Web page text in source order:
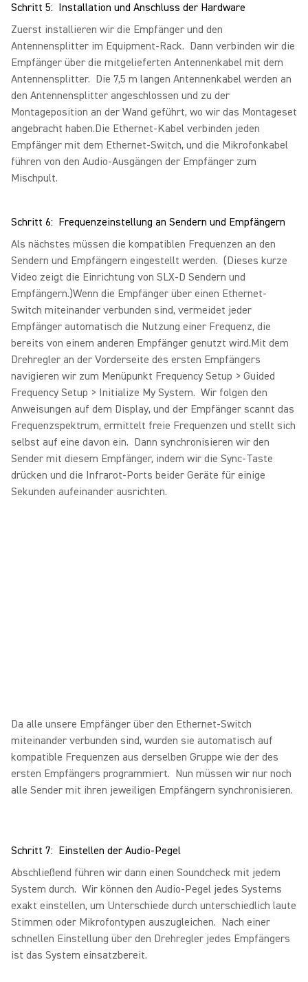
Schritt 5: Installation und Anschluss der Hardware
Zuerst installieren wir die Empfänger und den
Antennensplitter im Equipment-Rack. Dann verbinden wir die
Empfänger über die mitgelieferten Antennenkabel mit dem
Antennensplitter. Die 7,5 m langen Antennenkabel werden an
den Antennensplitter angeschlossen und zu der
Montageposition an der Wand geführt, wo wir das Montageset
angebracht haben.Die Ethernet-Kabel verbinden jeden
Empfänger mit dem Ethernet-Switch, und die Mikrofonkabel
führen von den Audio-Ausgängen der Empfänger zum
Mischpult.
Schritt 6: Frequenzeinstellung an Sendern und Empfängern
Als nächstes müssen die kompatiblen Frequenzen an den
Sendern und Empfängern eingestellt werden. (Dieses kurze
Video zeigt die Einrichtung von SLX-D Sendern und
Empfängern.)Wenn die Empfänger über einen Ethernet-
Switch miteinander verbunden sind, vermeidet jeder
Empfänger automatisch die Nutzung einer Frequenz, die
bereits von einem anderen Empfänger genutzt wird.Mit dem
Drehregler an der Vorderseite des ersten Empfängers
navigieren wir zum Menüpunkt Frequency Setup > Guided
Frequency Setup > Initialize My System. Wir folgen den
Anweisungen auf dem Display, und der Empfänger scannt das
Frequenzspektrum, ermittelt freie Frequenzen und stellt sich
selbst auf eine davon ein. Dann synchronisieren wir den
Sender mit diesem Empfänger, indem wir die Sync-Taste
drücken und die Infrarot-Ports beider Geräte für einige
Sekunden aufeinander ausrichten.
Da alle unsere Empfänger über den Ethernet-Switch
miteinander verbunden sind, wurden sie automatisch auf
kompatible Frequenzen aus derselben Gruppe wie der des
ersten Empfängers programmiert. Nun müssen wir nur noch
alle Sender mit ihren jeweiligen Empfängern synchronisieren.
Schritt 7: Einstellen der Audio-Pegel
Abschließend führen wir dann einen Soundcheck mit jedem
System durch. Wir können den Audio-Pegel jedes Systems
exakt einstellen, um Unterschiede durch unterschiedlich laute
Stimmen oder Mikrofontypen auszugleichen. Nach einer
schnellen Einstellung über den Drehregler jedes Empfängers
ist das System einsatzbereit.